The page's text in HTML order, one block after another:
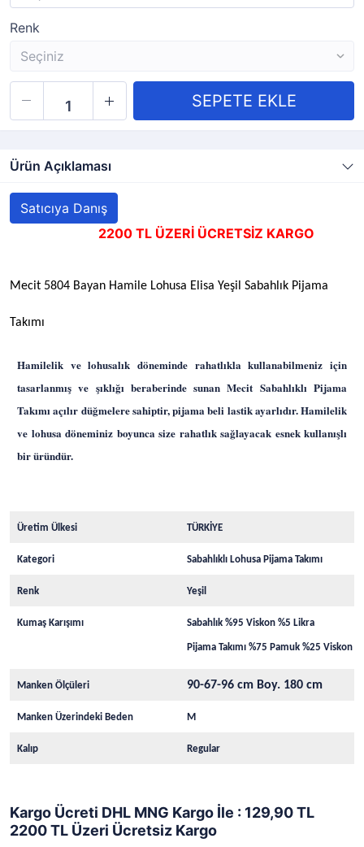
Renk
Ürün Açıklaması
Satıcıya Danış
2200 TL ÜZERİ ÜCRETSİZ KARGO
Mecit 5804 Bayan Hamile Lohusa Elisa Yeşil Sabahlık Pijama
Takımı
Hamilelik ve lohusalık döneminde rahatlıkla kullanabilmeniz için
tasarlanmış ve şıklığı beraberinde sunan Mecit Sabahlıklı Pijama
Takımı açılır düğmelere sahiptir, pijama beli lastik ayarlıdır. Hamilelik
ve lohusa döneminiz boyunca size rahatlık sağlayacak esnek kullanışlı
bir üründür.
Üretim Ülkesi TÜRKİYE
Kategori Sabahlıklı Lohusa Pijama Takımı
Renk Yeşil
Kumaş Karışımı Sabahlık %95 Viskon %5 Likra
Pijama Takımı %75 Pamuk %25 Viskon
Manken Ölçüleri 90-67-96 cm Boy. 180 cm
Manken Üzerindeki Beden M
Kalıp Regular
Kargo Ücreti DHL MNG Kargo İle : 129,90 TL
2200 TL Üzeri Ücretsiz Kargo